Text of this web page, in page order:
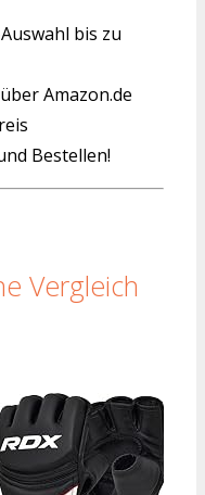
bis zu
Amazon.de
Bestellen!
Vergleich